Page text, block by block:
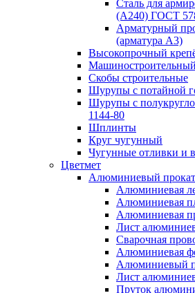
Сталь для
(А240) ГОСТ
Арматурный
(арматура А3)
Высокопрочный
Скобы строительные
Шурупы с потайной
Шурупы с
1144-80
Шплинты
Круг чугунный
Чугунные отливки и
Цветмет
Алюминиевый прокат
Алюминиевая
Алюминиевая
Алюминиевая
Лист
Сварочная
Алюминиевая
Алюминиевый
Лист
Пруток